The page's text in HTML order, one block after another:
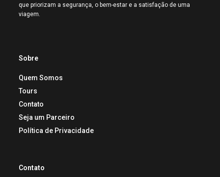
que priorizam a segurança, o bem-estar e a satisfação de uma
viagem.
Sobre
Quem Somos
Tours
Contato
Seja um Parceiro
Política de Privacidade
Contato